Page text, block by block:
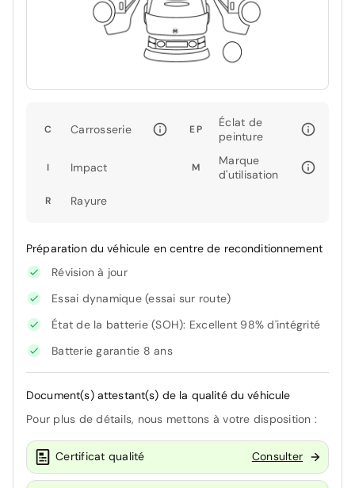
C Carrosserie EP
Éclat de
peinture
I Impact M
Marque
d'utilisation
R Rayure
Préparation du véhicule en centre de reconditionnement
Révision à jour
Essai dynamique (essai sur route)
État de la batterie (SOH): Excellent 98% d'intégrité
Batterie garantie 8 ans
Document(s) attestant(s) de la qualité du véhicule
Pour plus de détails, nous mettons à votre disposition :
Certificat qualité Consulter